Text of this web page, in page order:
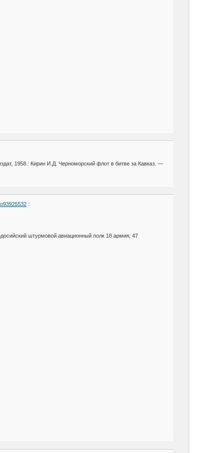
1958.: Кирин И.Д. Черноморский флот в битве за Кавказ. —
:
штурмовой авиационный полк 18 армия; 47